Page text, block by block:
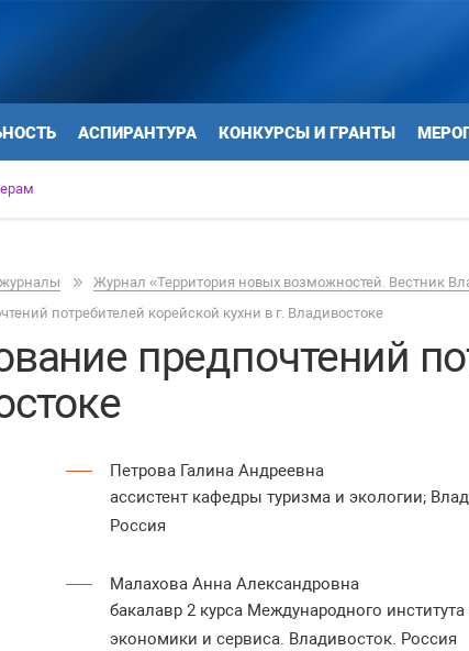
АСПИРАНТУРА КОНКУРСЫ И ГРАНТЫ
Журнал «Территория новых возможностей. Вестник
потребителей корейской кухни в г. Владивостоке
предпочтений
Петрова Галина Андреевна
ассистент кафедры туризма и экологии;
Россия
Малахова Анна Александровна
бакалавр 2 курса Международного
экономики и сервиса. Владивосток. Россия